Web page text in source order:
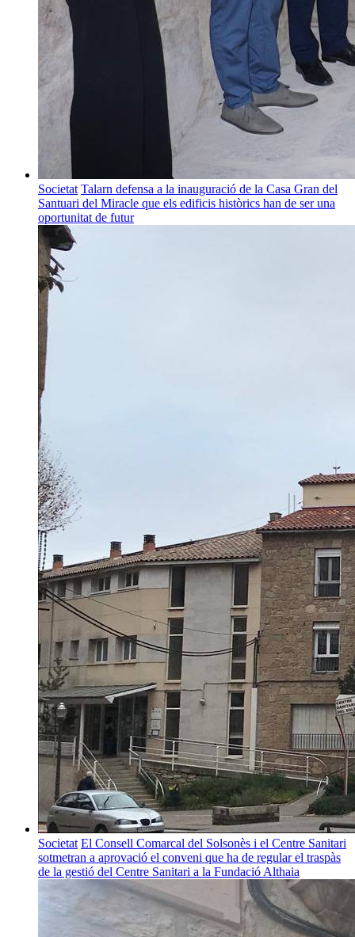
Societat Talarn defensa a la inauguració de la Casa Gran del
Santuari del Miracle que els edificis històrics han de ser una
oportunitat de futur
Societat El Consell Comarcal del Solsonès i el Centre Sanitari
sotmetran a aprovació el conveni que ha de regular el traspàs
de la gestió del Centre Sanitari a la Fundació Althaia